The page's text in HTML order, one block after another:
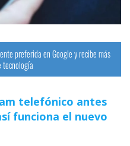
preferida en Google y recibe más
tecnología
telefónico antes
funciona el nuevo